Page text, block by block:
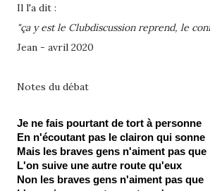
Il l'a dit :
"ça y est le Clubdiscussion reprend, le
Jean - avril 2020
Notes du débat
Je ne fais pourtant de tort à personne
En n'écoutant pas le clairon qui sonne
Mais les braves gens n'aiment pas que
L'on suive une autre route qu'eux
Non les braves gens n'aiment pas que